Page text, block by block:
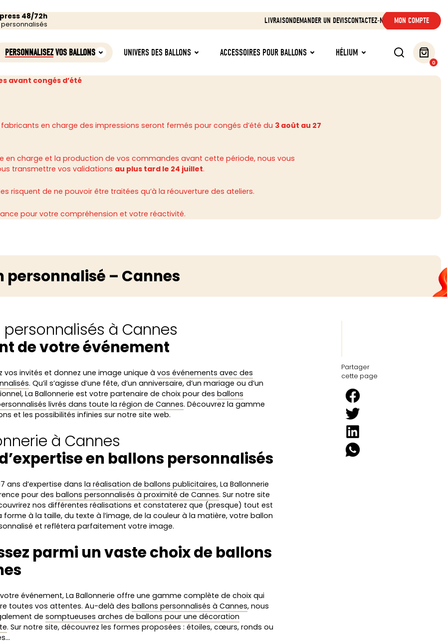
48/72h LIVRAISONDEMANDER UN DEVISCONTACTEZ-NOUS MON COMPTE
PERSONNALISEZVOS BALLONS UNIVERS DES BALLONS ACCESSOIRES POUR BALLONS HÉLIUM
0
avant congés d’été
en charge des impressions seront fermés pour congés d’été du 3 août au 27
en charge et la production de vos commandes avant cette période, nous vous
transmettre vos validations au plus tard le 24 juillet.
risquent de ne pouvoir être traitées qu’à la réouverture des ateliers.
pour votre compréhension et votre réactivité.
personnalisé – Cannes
personnalisés à Cannes
de votre événement
vos invités et donnez une image unique à vos événements avec des
. Qu’il s’agisse d’une fête, d’un anniversaire, d’un mariage ou d’un
La Ballonnerie est votre partenaire de choix pour des ballons
livrés dans toute la région de Cannes. Découvrez la gamme
et les possibilités infinies sur notre site web.
à Cannes
d’expertise en ballons personnalisés
ans d’expertise dans la réalisation de ballons publicitaires, La Ballonnerie
pour des ballons personnalisés à proximité de Cannes. Sur notre site
nos différentes réalisations et constaterez que (presque) tout est
forme à la taille, du texte à l’image, de la couleur à la matière, votre ballon
et reflétera parfaitement votre image.
parmi un vaste choix de ballons
événement, La Ballonnerie offre une gamme complète de choix qui
toutes vos attentes. Au-delà des ballons personnalisés à Cannes, nous
de somptueuses arches de ballons pour une décoration
. Sur notre site, découvrez les formes proposées : étoiles, cœurs, ronds ou
Partager
cette page